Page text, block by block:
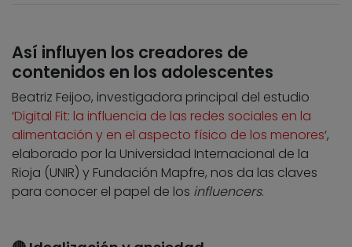
Así influyen los creadores de
contenidos en los adolescentes
Beatriz Feijoo, investigadora principal del estudio
‘Digital Fit: la influencia de las redes sociales en la
alimentación y en el aspecto físico de los menores‘,
elaborado por la Universidad Internacional de la
Rioja (UNIR) y Fundación Mapfre, nos da las claves
para conocer el papel de los influencers.